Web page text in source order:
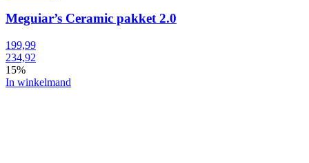
Meguiar’s Ceramic pakket 2.0
199,99
234,92
15%
In winkelmand